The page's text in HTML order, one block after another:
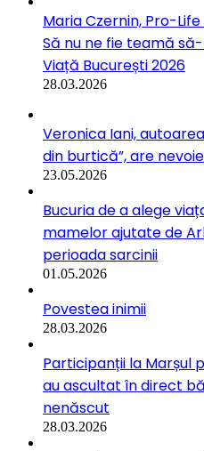
Maria Czernin, Pro-
Să nu ne fie teamă
Viață București 2026
28.03.2026
Veronica Iani,
din burtică”, are
23.05.2026
Bucuria de a alege
mamelor ajutate de
perioada sarcinii
01.05.2026
Povestea inimii
28.03.2026
Participanții la Marșul
au ascultat în direct
nenăscut
28.03.2026